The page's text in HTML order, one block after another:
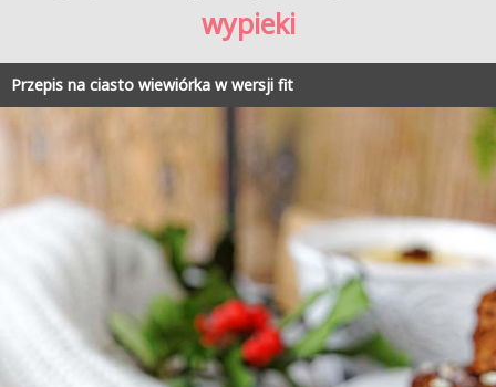
wypieki
Przepis na ciasto wiewiórka w wersji fit